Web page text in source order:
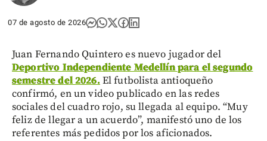
07 de agosto de 2026
Juan Fernando Quintero es nuevo jugador del
Deportivo Independiente Medellín para el segundo
semestre del 2026. El futbolista antioqueño
confirmó, en un video publicado en las redes
sociales del cuadro rojo, su llegada al equipo. “Muy
feliz de llegar a un acuerdo”, manifestó uno de los
referentes más pedidos por los aficionados.